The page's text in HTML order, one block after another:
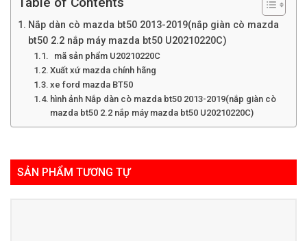
Nắp dàn cò mazda bt50 2013-2019(nắp giàn cò mazda
bt50 2.2 nắp máy mazda bt50 U20210220C)
mã sản phẩm U20210220C
Xuất xứ mazda chính hãng
xe ford mazda BT50
hình ảnh Nắp dàn cò mazda bt50 2013-2019(nắp giàn cò
mazda bt50 2.2 nắp máy mazda bt50 U20210220C)
SẢN PHẨM TƯƠNG TỰ